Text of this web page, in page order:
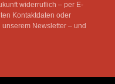
widerruflich – per E-
Kontaktdaten oder
Newsletter – und